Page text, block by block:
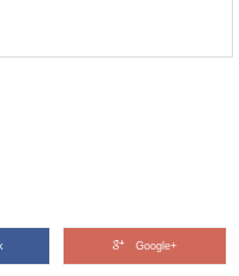
木材としての特徴とは？
もの？ どんな人がはたらいている
い林業の世界に、未だ...
Google+